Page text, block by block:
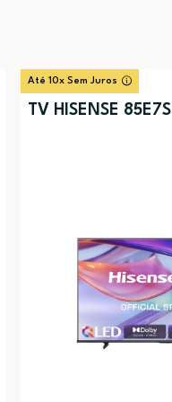
Até 10x Sem Juros
TV HISENSE 85E7S